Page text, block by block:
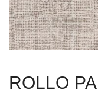
ROLLO